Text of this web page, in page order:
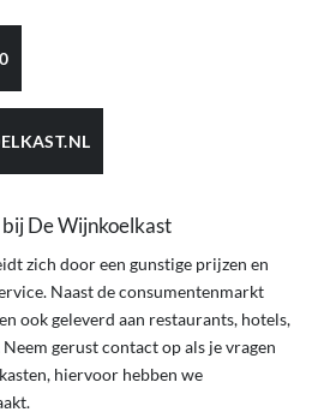
De Wijnkoelkast
zich door een gunstige prijzen en
Naast de consumentenmarkt
ook geleverd aan restaurants, hotels,
gerust contact op als je vragen
hiervoor hebben we